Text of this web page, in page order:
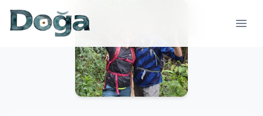
İçeriğe geç